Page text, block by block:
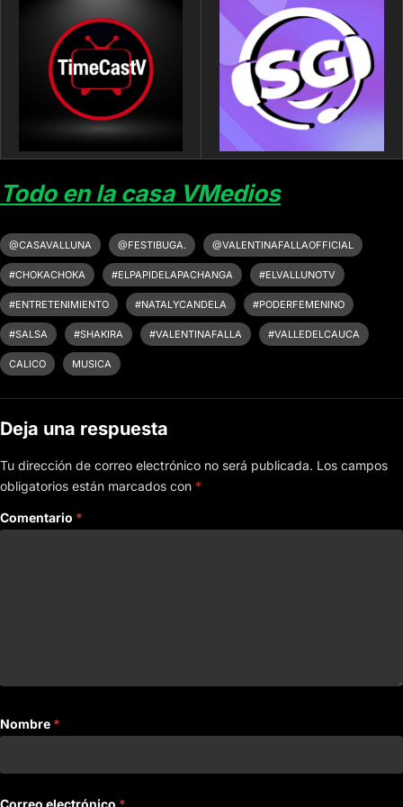
Todo en la casa VMedios
@CASAVALLUNA @FESTIBUGA. @VALENTINAFALLAOFFICIAL
#CHOKACHOKA #ELPAPIDELAPACHANGA #ELVALLUNOTV
#ENTRETENIMIENTO #NATALYCANDELA #PODERFEMENINO
#SALSA #SHAKIRA #VALENTINAFALLA #VALLEDELCAUCA
CALICO MUSICA
Deja una respuesta
Tu dirección de correo electrónico no será publicada. Los campos
obligatorios están marcados con *
Comentario *
Nombre *
Correo electrónico *